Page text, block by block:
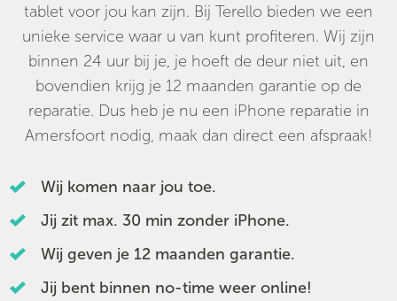
tablet voor jou kan zijn. Bij Terello bieden we een
unieke service waar u van kunt profiteren. Wij zijn
binnen 24 uur bij je, je hoeft de deur niet uit, en
bovendien krijg je 12 maanden garantie op de
reparatie. Dus heb je nu een iPhone reparatie in
Amersfoort nodig, maak dan direct een afspraak!
Wij komen naar jou toe.
Jij zit max. 30 min zonder iPhone.
Wij geven je 12 maanden garantie.
Jij bent binnen no-time weer online!